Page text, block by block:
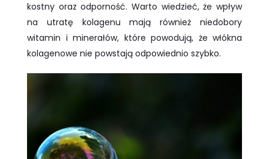
kostny oraz odporność. Warto wiedzieć, że wpływ
na utratę kolagenu mają również niedobory
witamin i minerałów, które powodują, że włókna
kolagenowe nie powstają odpowiednio szybko.